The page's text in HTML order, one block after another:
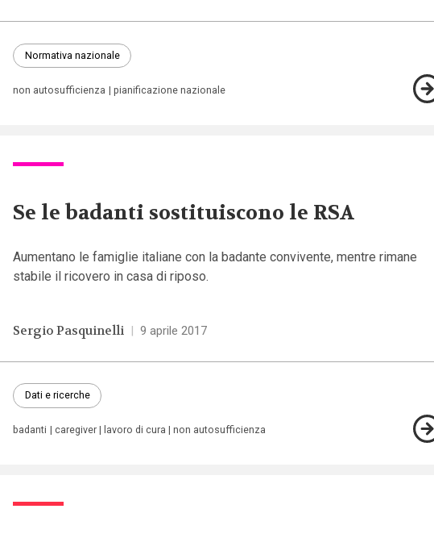
Normativa nazionale
non autosufficienza pianificazione nazionale
Se le badanti sostituiscono le RSA
Aumentano le famiglie italiane con la badante convivente, mentre rimane
stabile il ricovero in casa di riposo.
Sergio Pasquinelli | 9 aprile 2017
Dati e ricerche
badanti caregiver lavoro di cura non autosufficienza